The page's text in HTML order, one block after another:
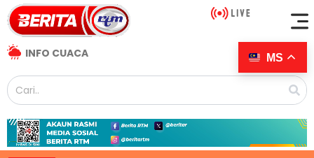
INFO CUACA MS